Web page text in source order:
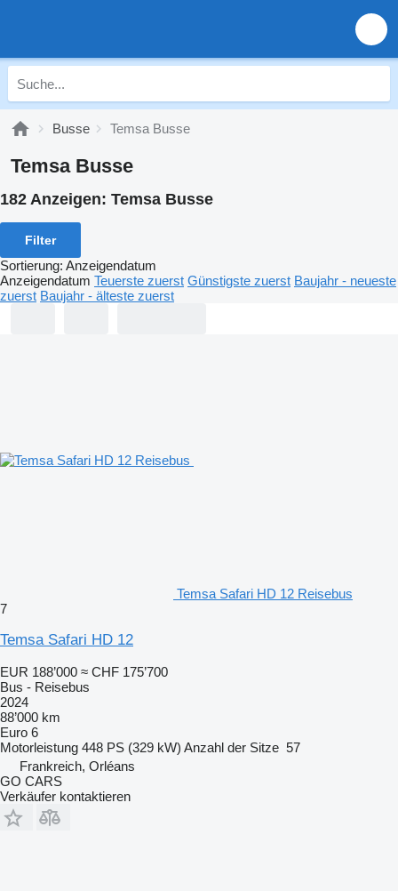
Busse Temsa Busse
Temsa Busse
182 Anzeigen: Temsa Busse
Filter
Sortierung: Anzeigendatum
Anzeigendatum Teuerste zuerst Günstigste zuerst Baujahr - neueste
zuerst Baujahr - älteste zuerst
Temsa Safari HD 12 Reisebus
7
Temsa Safari HD 12
EUR 188’000 ≈ CHF 175’700
Bus - Reisebus
2024
88’000 km
Euro 6
Motorleistung 448 PS (329 kW) Anzahl der Sitze 57
Frankreich, Orléans
GO CARS
Verkäufer kontaktieren